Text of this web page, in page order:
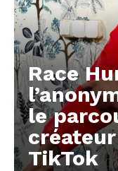
Race
le
TikTok